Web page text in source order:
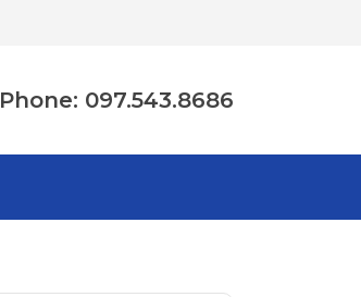
Phone: 097.543.8686